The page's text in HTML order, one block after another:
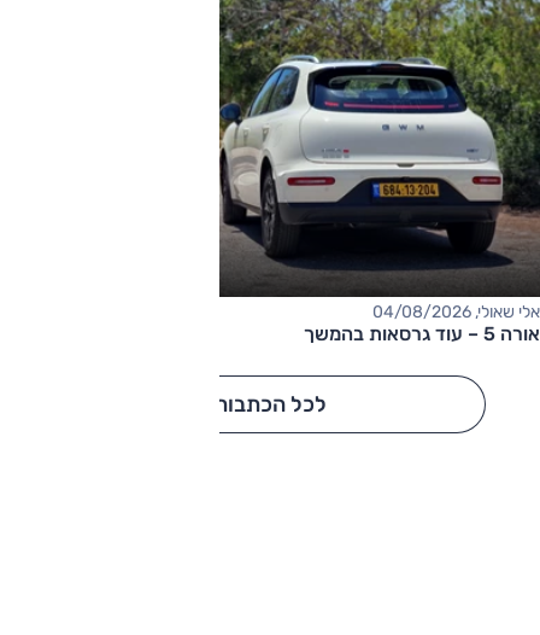
אלי שאולי, 04/08/2026
אורה 5 – עוד גרסאות בהמשך
לכל הכתבות